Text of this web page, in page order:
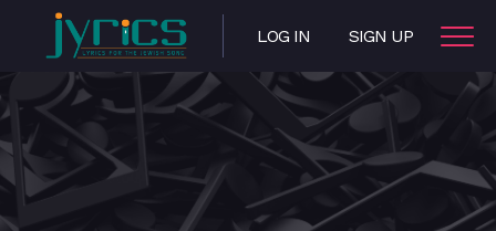
LOG IN SIGN UP